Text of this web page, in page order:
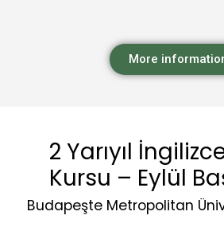
More
2 Yarıyıl
Kursu – Eylül
Budapeşte Metropolitan